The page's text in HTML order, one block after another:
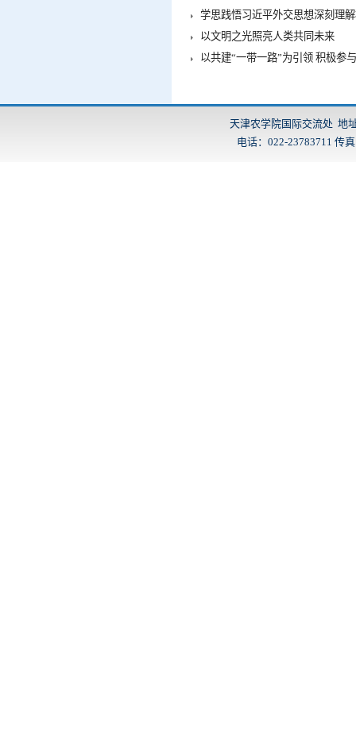
学思践悟习近平外交思想深刻理
以文明之光照亮人类共同未来
以共建“一带一路”为引领 积极参
天津农学院国际交流处 地
电话：022-23783711 传